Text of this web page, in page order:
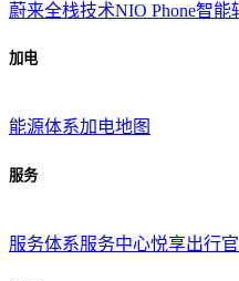
蔚来全栈技术NIO Phone智能
加电
能源体系加电地图
服务
服务体系服务中心悦享出行